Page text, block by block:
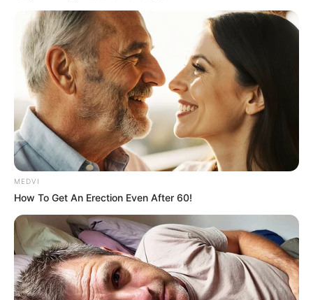
ราศีมีน (ผู้ที่เกิดในช่วงวันที่ 14 มี.ค. – 14 เม.ย.)
MEDVI
How To Get An Erection Even After 60!